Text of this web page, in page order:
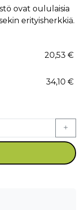
ovat oululaisia
erityisherkkiä.
20,53 €
34,10 €